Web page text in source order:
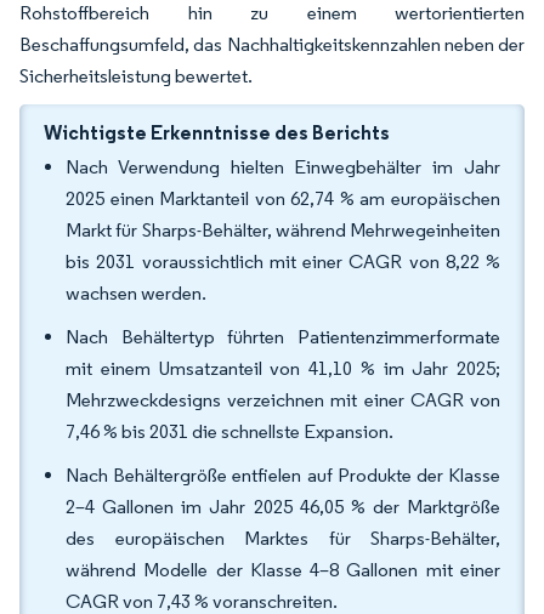
Rohstoffbereich hin zu einem wertorientierten
Beschaffungsumfeld, das Nachhaltigkeitskennzahlen neben der
Sicherheitsleistung bewertet.
Wichtigste Erkenntnisse des Berichts
Nach Verwendung hielten Einwegbehälter im Jahr
2025 einen Marktanteil von 62,74 % am europäischen
Markt für Sharps-Behälter, während Mehrwegeinheiten
bis 2031 voraussichtlich mit einer CAGR von 8,22 %
wachsen werden.
Nach Behältertyp führten Patientenzimmerformate
mit einem Umsatzanteil von 41,10 % im Jahr 2025;
Mehrzweckdesigns verzeichnen mit einer CAGR von
7,46 % bis 2031 die schnellste Expansion.
Nach Behältergröße entfielen auf Produkte der Klasse
2–4 Gallonen im Jahr 2025 46,05 % der Marktgröße
des europäischen Marktes für Sharps-Behälter,
während Modelle der Klasse 4–8 Gallonen mit einer
CAGR von 7,43 % voranschreiten.